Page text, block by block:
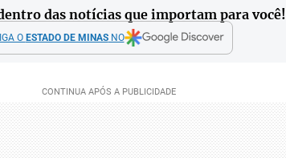
das notícias que importam para você!
O ESTADO DE MINASNO